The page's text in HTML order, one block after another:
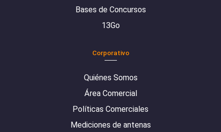
Bases de Concursos
13Go
Corporativo
Quiénes Somos
Área Comercial
Políticas Comerciales
Mediciones de antenas